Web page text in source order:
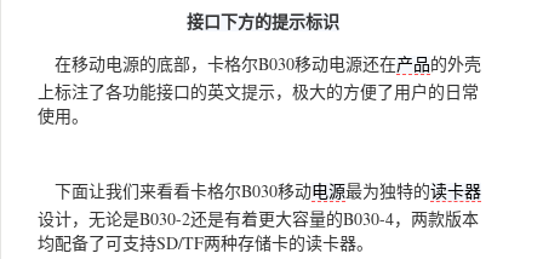
接口下方的提示标识
在移动电源的底部，卡格尔B030移动电源还在产品的外壳
上标注了各功能接口的英文提示，极大的方便了用户的日常
使用。
下面让我们来看看卡格尔B030移动电源最为独特的读卡器
设计，无论是B030-2还是有着更大容量的B030-4，两款版本
均配备了可支持SD/TF两种存储卡的读卡器。